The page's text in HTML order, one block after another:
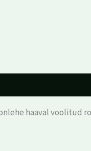
haaval voolitud